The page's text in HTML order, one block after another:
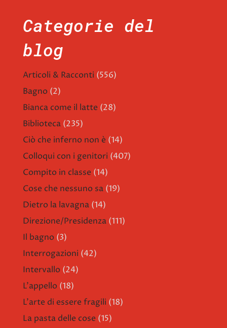
Categorie del
blog
Articoli & Racconti (556)
Bagno (2)
Bianca come il latte (28)
Biblioteca (235)
Ciò che inferno non è (14)
Colloqui con i genitori (407)
Compito in classe (14)
Cose che nessuno sa (19)
Dietro la lavagna (14)
Direzione/Presidenza (111)
Il bagno (3)
Interrogazioni (42)
Intervallo (24)
L'appello (18)
L'arte di essere fragili (18)
La pasta delle cose (15)